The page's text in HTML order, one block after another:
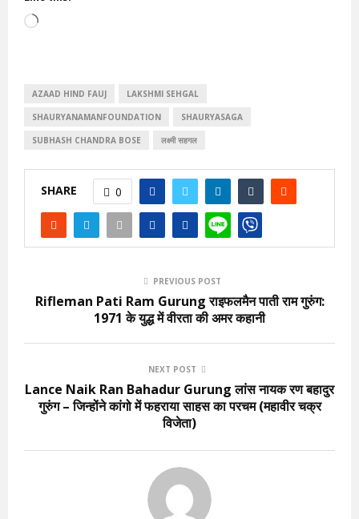
L
d
…
AZAAD HIND FAUJ LAKSHMI SEHGAL
SHAURYANAMANFOUNDATION SHAURYASAGA
SUBHASH CHANDRA BOSE लक्ष्मी सहगल
SHARE 0
PREVIOUS POST
Rifleman Pati Ram Gurung राइफलमैन पाती राम गुरुंग:
1971 के युद्ध में वीरता की अमर कहानी
NEXT POST
Lance Naik Ran Bahadur Gurung लांस नायक रण बहादुर
गुरुंग – जिन्होंने कांगो में फहराया साहस का परचम (महावीर चक्र
विजेता)